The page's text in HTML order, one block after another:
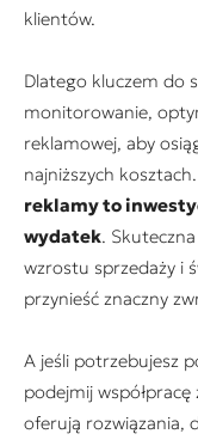
klientów.
Dlatego kluczem do
monitorowanie,
reklamowej, aby
najniższych
reklamy to
wydatek.
wzrostu sprzedaży i
przynieść znaczny
A jeśli potrzebujesz
podejmij
oferują rozwiązania,